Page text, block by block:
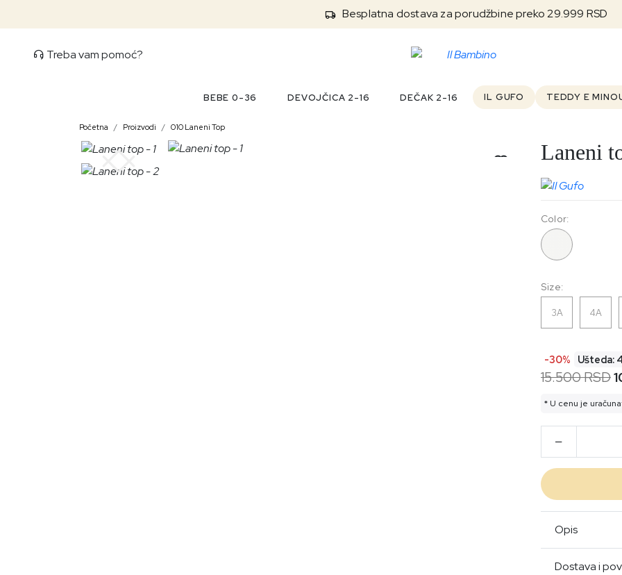
Besplatna dostava za porudžbine preko 29.999 RSD
Treba vam pomoć?
BEBE 0-36 DEVOJČICA 2-16 DEČAK 2-16 IL GUFO TEDDY E
Početna Proizvodi 010 Laneni Top
Laneni
Size:
3A 4A
Color:
-30% Ušteda:
15.500 RSD
* U cenu je
Opis
Dostava i